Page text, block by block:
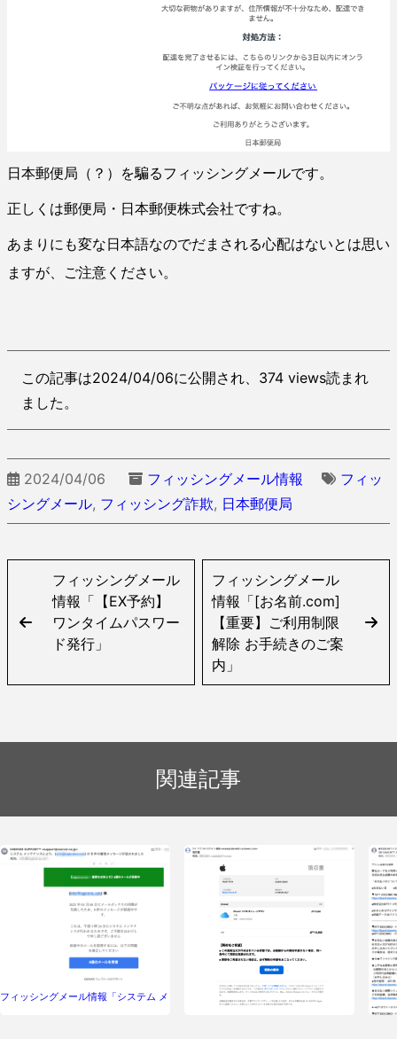
日本郵便局（？）を騙るフィッシングメールです。
正しくは郵便局・日本郵便株式会社ですね。
あまりにも変な日本語なのでだまされる心配はないとは思い
ますが、ご注意ください。
この記事は2024/04/06に公開され、374 views読まれ
ました。
2024/04/06 フィッシングメール情報
フィッ
シングメール, フィッシング詐欺, 日本郵便局
フィッシングメール
情報「【EX予約】
ワンタイムパスワー
ド発行」
フィッシングメール
情報「[お名前.com]
【重要】ご利用制限
解除 お手続きのご案
内」
関連記事
フィッシングメール情報「システム メ